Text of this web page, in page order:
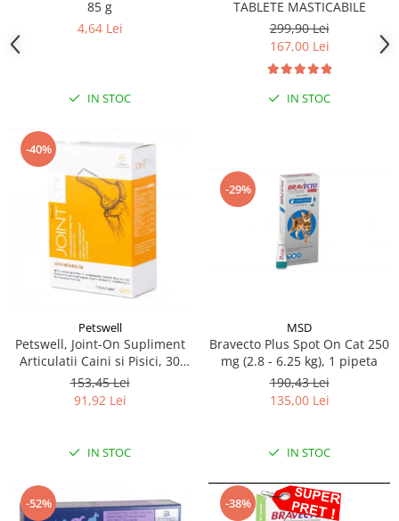
85 g
4,64 Lei
IN STOC
TABLETE MASTICABILE
299,90 Lei
167,00 Lei
IN STOC
-40%
Petswell
Petswell, Joint-On Supliment
Articulatii Caini si Pisici, 30
tablete
153,45 Lei
91,92 Lei
IN STOC
-29%
MSD
Bravecto Plus Spot On Cat 250
mg (2.8 - 6.25 kg), 1 pipeta
190,43 Lei
135,00 Lei
IN STOC
-52% -38%